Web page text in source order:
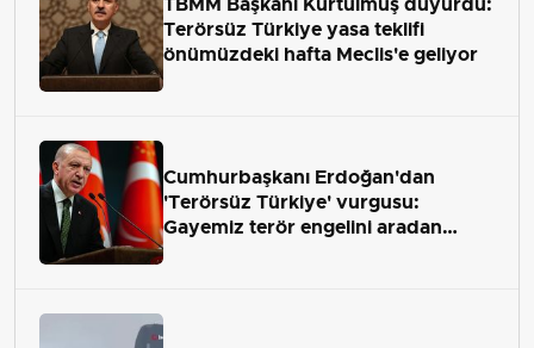
Terörsüz Türkiye yasa teklifi
önümüzdeki hafta Meclis'e geliyor
Cumhurbaşkanı Erdoğan'dan
'Terörsüz Türkiye' vurgusu:
Gayemiz terör engelini aradan